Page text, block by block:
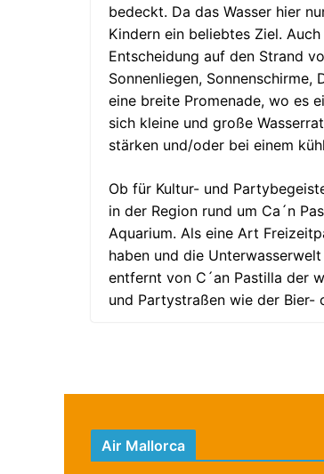
bedeckt. Da das Wasser hier
Kindern ein beliebtes Ziel.
Entscheidung auf den Strand
Sonnenliegen,
eine breite Promenade, wo es
sich kleine und große
stärken und/oder bei einem
Ob für Kultur- und
in der Region rund um Ca´n
Aquarium. Als eine Art
haben und die
entfernt von C´an Pastilla der
und Partystraßen wie der Bier-
Air Mallorca